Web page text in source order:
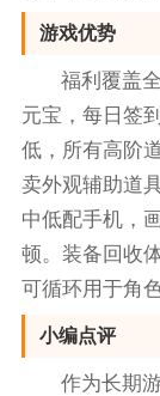
游戏优势
福利覆盖
元宝，每日签
低，所有高阶
卖外观辅助道
中低配手机，
顿。装备回收
可循环用于角
小编点评
作为长期